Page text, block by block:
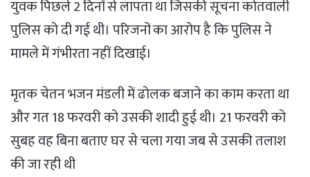
युवक पिछले 2 दिनों से लापता था जिसकी सूचना कोतवाली
पुलिस को दी गई थी। परिजनों का आरोप है कि पुलिस ने
मामले में गंभीरता नहीं दिखाई।
मृतक चेतन भजन मंडली में ढोलक बजाने का काम करता था
और गत 18 फरवरी को उसकी शादी हुई थी। 21 फरवरी को
सुबह वह बिना बताए घर से चला गया जब से उसकी तलाश
की जा रही थी